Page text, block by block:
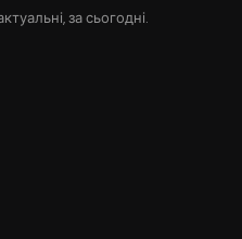
за сьогодні.